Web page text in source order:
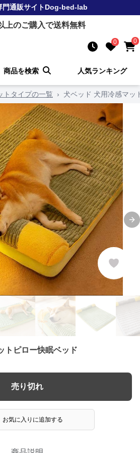
門通販サイトDog-bed-lab
上のご購入で送料無料
0 0
商品を検索 人気ランキング
トタイプの一覧 › 犬ベッド 犬用冷感マッ
トピロー快眠ベッド
売り切れ
お気に入りに追加する